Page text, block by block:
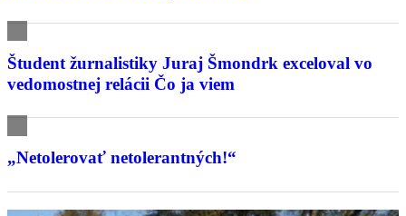
Študent žurnalistiky Juraj Šmondrk exceloval vo
vedomostnej relácii Čo ja viem
„Netolerovať netolerantných!“